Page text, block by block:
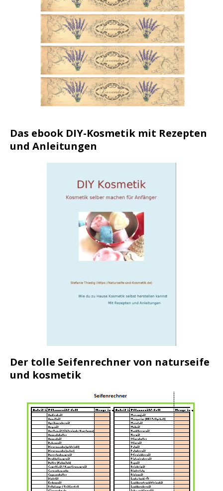
Das ebook DIY-Kosmetik mit Rezepten
und Anleitungen
Der tolle Seifenrechner von naturseife
und kosmetik